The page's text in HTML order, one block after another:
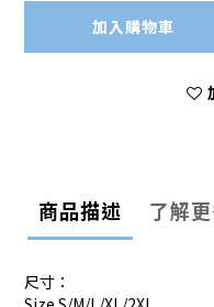
加入購物車
商品描述 了解
尺寸：